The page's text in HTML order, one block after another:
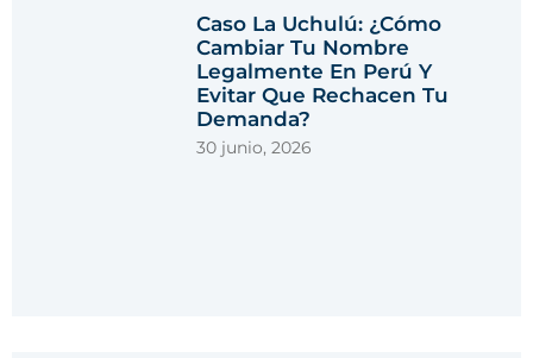
Caso La Uchulú: ¿cómo
Cambiar Tu Nombre
Legalmente En Perú Y
Evitar Que Rechacen Tu
Demanda?
30 junio, 2026